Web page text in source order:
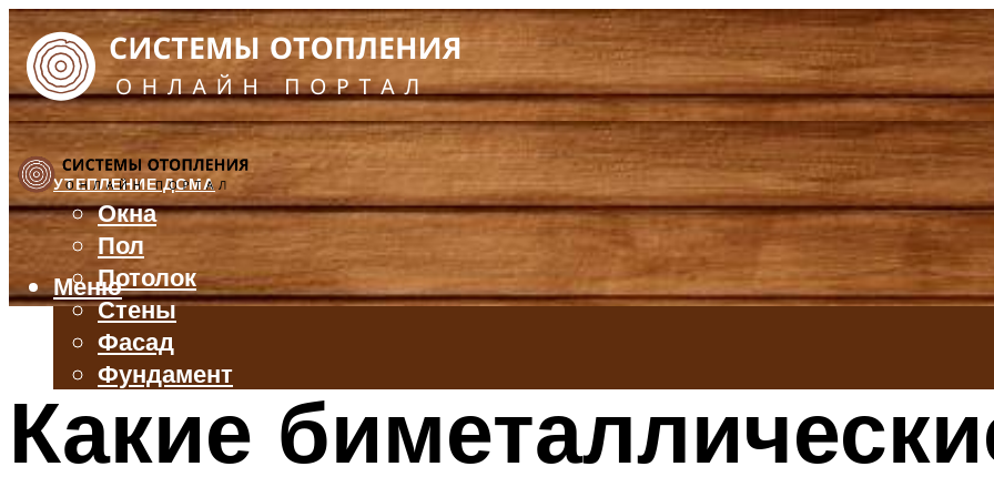
УТЕПЛЕНИЕ ДОМА
Окна
Пол
Потолок
Стены
Фасад
Фундамент
БАЛКОН И ЛОДЖИЯ
КРЫША
Меню
Какие